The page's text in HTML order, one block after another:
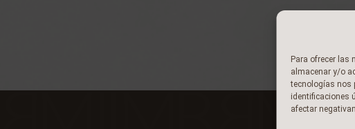
Para ofrecer las
almacenar y/o
tecnologías nos
identificaciones
afectar